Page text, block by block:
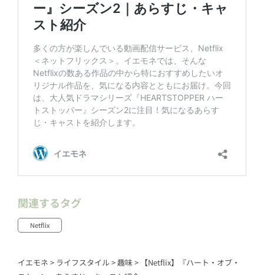
関連するタグ
Netflix
イエモネ > ライフスタイル>趣味> 【Netflix】『ハート・オブ・